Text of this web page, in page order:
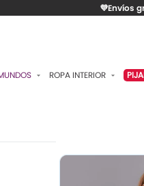
💜Envíos
ROPA INTERIOR
ALGODÓN